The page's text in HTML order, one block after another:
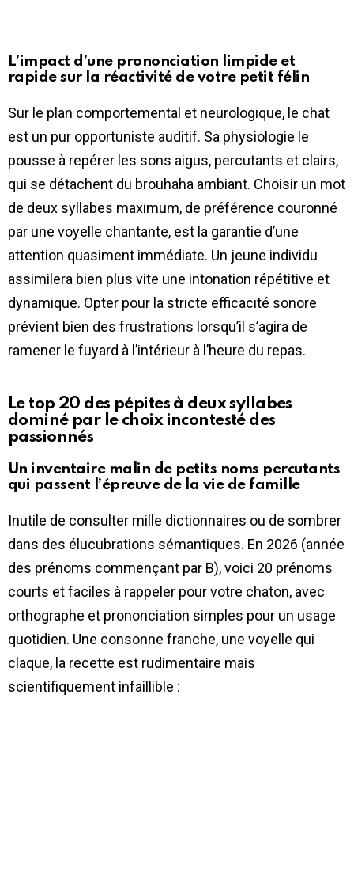
L’impact d’une prononciation limpide et
rapide sur la réactivité de votre petit félin
Sur le plan comportemental et neurologique, le chat
est un pur opportuniste auditif. Sa physiologie le
pousse à repérer les sons aigus, percutants et clairs,
qui se détachent du brouhaha ambiant. Choisir un mot
de deux syllabes maximum, de préférence couronné
par une voyelle chantante, est la garantie d’une
attention quasiment immédiate. Un jeune individu
assimilera bien plus vite une intonation répétitive et
dynamique. Opter pour la stricte efficacité sonore
prévient bien des frustrations lorsqu’il s’agira de
ramener le fuyard à l’intérieur à l’heure du repas.
Le top 20 des pépites à deux syllabes
dominé par le choix incontesté des
passionnés
Un inventaire malin de petits noms percutants
qui passent l’épreuve de la vie de famille
Inutile de consulter mille dictionnaires ou de sombrer
dans des élucubrations sémantiques. En 2026 (année
des prénoms commençant par B), voici 20 prénoms
courts et faciles à rappeler pour votre chaton, avec
orthographe et prononciation simples pour un usage
quotidien. Une consonne franche, une voyelle qui
claque, la recette est rudimentaire mais
scientifiquement infaillible :